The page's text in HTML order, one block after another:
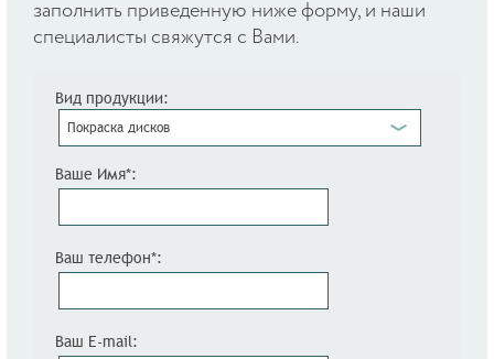
заполнить приведенную ниже форму, и наши
специалисты свяжутся с Вами.
Вид продукции:
Покраска дисков
Ваше Имя*:
Ваш телефон*:
Ваш E-mail: